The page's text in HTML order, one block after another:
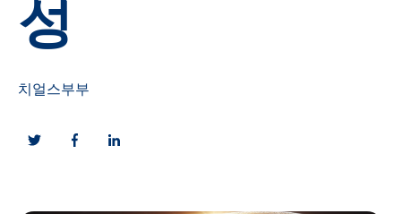
성
치얼스부부